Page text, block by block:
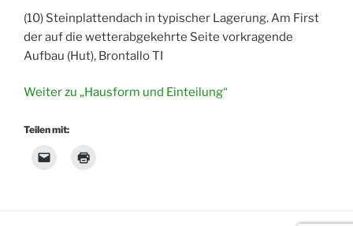
(10) Steinplattendach in typischer Lagerung. Am First
der auf die wetterabgekehrte Seite vorkragende
Aufbau (Hut), Brontallo TI
Weiter zu „Hausform und Einteilung“
Teilen mit: